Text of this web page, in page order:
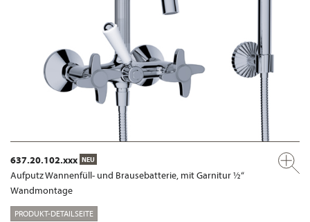
637.20.102.xxx NEU
Aufputz Wannenfüll- und Brausebatterie, mit Garnitur ½“
Wandmontage
PRODUKT-DETAILSEITE